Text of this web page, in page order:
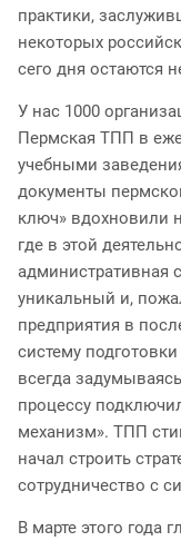
практики,
некоторых
сего дня остаются
У нас 1000
Пермская ТПП в
учебными
документы
ключ» вдохновили
где в этой
уникальный и,
предприятия в
систему
всегда
процессу
механизм». ТПП
начал строить
сотрудничество с
В марте этого года